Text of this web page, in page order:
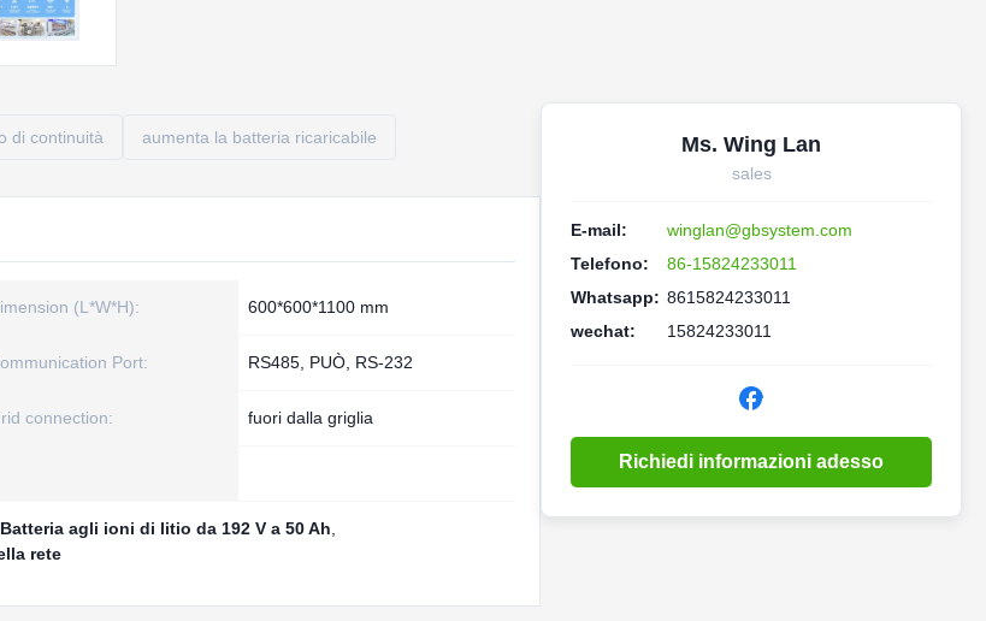
di continuità aumenta la batteria ricaricabile
(L*W*H): 600*600*1100 mm
Port: RS485, PUÒ, RS-232
connection: fuori dalla griglia
Batteria agli ioni di litio da 192 V a 50 Ah
rete
Ms. Wing Lan
sales
E-mail:
winglan@gbsystem.com
Telefono:
86-15824233011
Whatsapp: 8615824233011
wechat:
15824233011
Richiedi informazioni adesso